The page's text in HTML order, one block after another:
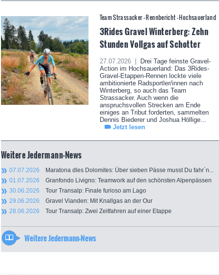
Team Strassacker - Rennbericht - Hochsauerland
3Rides Gravel Winterberg: Zehn
Stunden Vollgas auf Schotter
27.07.2026 |
Drei Tage feinste Gravel-
Action im Hochsauerland: Das 3Rides-
Gravel-Etappen-Rennen lockte viele
ambitionierte Radsportler/innen nach
Winterberg, so auch das Team
Strassacker. Auch wenn die
anspruchsvollen Strecken am Ende
einiges an Tribut forderten, sammelten
Dennis Biederer und Joshua Höllige...
Jetzt lesen
Weitere Jedermann-News
07.07.2026 Maratona dles Dolomites: Über sieben Pässe musst Du fahr´n...
01.07.2026 Granfondo Livigno: Teamwork auf den schönsten Alpenpässen
30.06.2026 Tour Transalp: Finale furioso am Lago
29.06.2026 Gravel Vianden: Mit Knallgas an der Our
28.06.2026 Tour Transalp: Zwei Zeitfahren auf einer Etappe
Weitere Jedermann-News